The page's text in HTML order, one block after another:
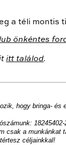
a téli
önkéntes
itt találod.
hogy bringa- és
18245402-
csak a munkánkat
céljainkkal!